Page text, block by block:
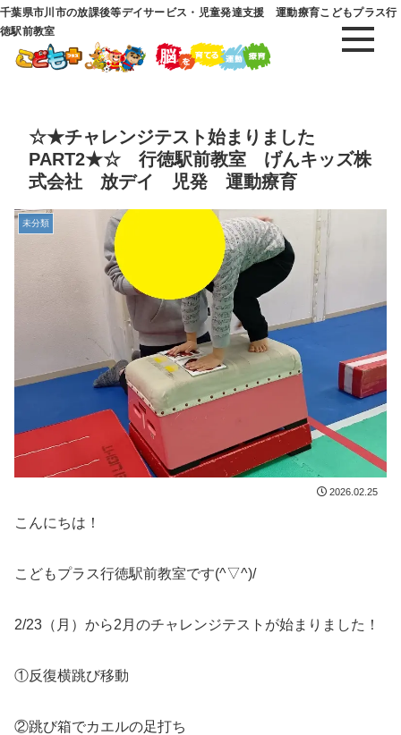
千葉県市川市の放課後等デイサービス・児童発達支援 運動療育こどもプラス行
徳駅前教室
☆★チャレンジテスト始まりました
PART2★☆ 行徳駅前教室 げんキッズ株
式会社 放デイ 児発 運動療育
未分類
2026.02.25
こんにちは！
こどもプラス行徳駅前教室です(^▽^)/
2/23（月）から2月のチャレンジテストが始まりました！
①反復横跳び移動
②跳び箱でカエルの足打ち